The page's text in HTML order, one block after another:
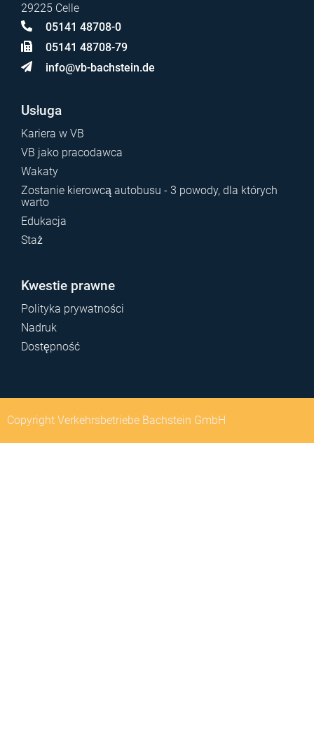
29225 Celle
05141 48708-0
05141 48708-79
info@vb-bachstein.de
Usługa
Kariera w VB
VB jako pracodawca
Wakaty
Zostanie kierowcą autobusu - 3 powody, dla których
warto
Edukacja
Staż
Kwestie prawne
Polityka prywatności
Nadruk
Dostępność
Copyright Verkehrsbetriebe Bachstein GmbH